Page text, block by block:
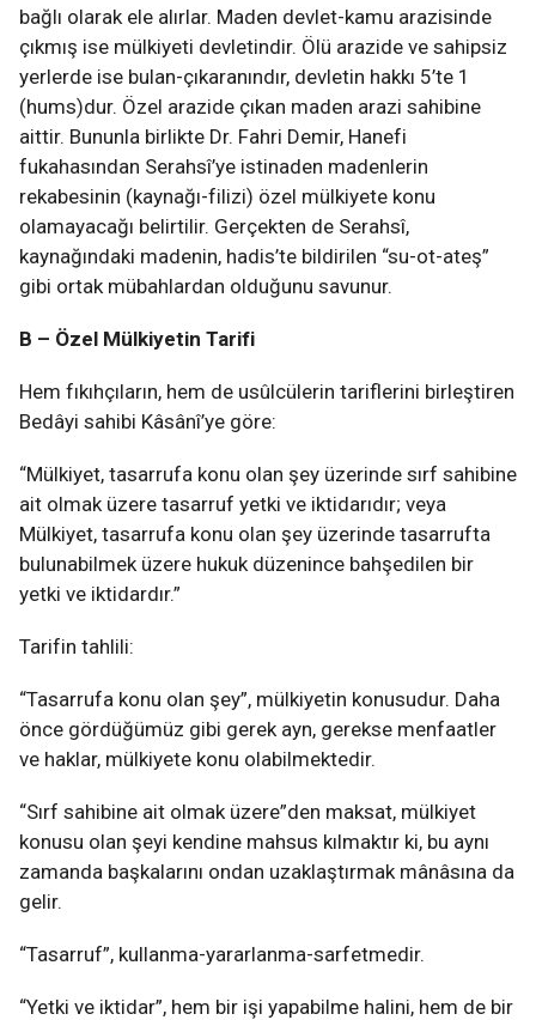
bağlı olarak ele alırlar. Maden devlet-kamu arazisinde
çıkmış ise mülkiyeti devletindir. Ölü arazide ve sahipsiz
yerlerde ise bulan-çıkaranındır, devletin hakkı 5’te 1
(hums)dur. Özel arazide çıkan maden arazi sahibine
aittir. Bununla birlikte Dr. Fahri Demir, Hanefi
fukahasından Serahsî’ye istinaden madenlerin
rekabesinin (kaynağı-filizi) özel mülkiyete konu
olamayacağı belirtilir. Gerçekten de Serahsî,
kaynağındaki madenin, hadis’te bildirilen “su-ot-ateş”
gibi ortak mübahlardan olduğunu savunur.
B – Özel Mülkiyetin Tarifi
Hem fıkıhçıların, hem de usûlcülerin tariflerini birleştiren
Bedâyi sahibi Kâsânî’ye göre:
“Mülkiyet, tasarrufa konu olan şey üzerinde sırf sahibine
ait olmak üzere tasarruf yetki ve iktidarıdır; veya
Mülkiyet, tasarrufa konu olan şey üzerinde tasarrufta
bulunabilmek üzere hukuk düzenince bahşedilen bir
yetki ve iktidardır.”
Tarifin tahlili:
“Tasarrufa konu olan şey”, mülkiyetin konusudur. Daha
önce gördüğümüz gibi gerek ayn, gerekse menfaatler
ve haklar, mülkiyete konu olabilmektedir.
“Sırf sahibine ait olmak üzere”den maksat, mülkiyet
konusu olan şeyi kendine mahsus kılmaktır ki, bu aynı
zamanda başkalarını ondan uzaklaştırmak mânâsına da
gelir.
“Tasarruf”, kullanma-yararlanma-sarfetmedir.
“Yetki ve iktidar”, hem bir işi yapabilme halini, hem de bir